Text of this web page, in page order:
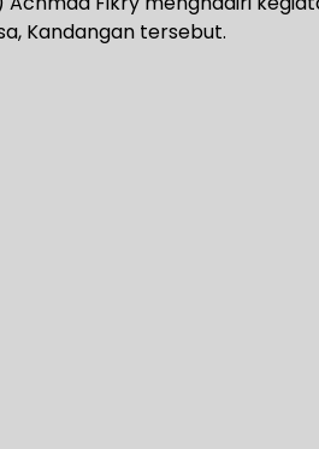
Kandangan tersebut.